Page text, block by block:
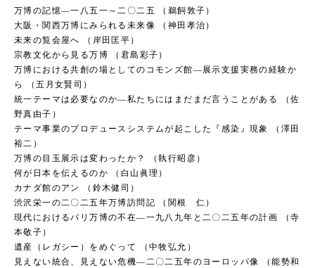
万博の記憶―一八五一～二〇二五 （鵜飼敦子）
大阪・関西万博にみられる未来像 （神田孝治）
未来の覧会屋へ （岸田匡平）
宗教文化から見る万博 （君島彩子）
万博における共創の場としてのコモンズ館―展示支援実務の経験か
ら （五月女賢司）
統一テーマは必要なのか―私たちにはまだまだ言うことがある （佐
野真由子）
テーマ事業のプロデュースシステムが起こした『感染』現象 （澤田
裕二）
万博の目玉展示は変わったか？ （執行昭彦）
何が日本を伝えるのか （白山眞理）
カナダ館のアン （鈴木健司）
渋沢栄一の二〇二五年万博訪問記 （関根 仁）
現代におけるパリ万博の不在―一九八九年と二〇二五年の計画 （寺
本敬子）
遺産（レガシー）をめぐって （中牧弘允）
見えない統合、見えない危機―二〇二五年のヨーロッパ像 （能勢和